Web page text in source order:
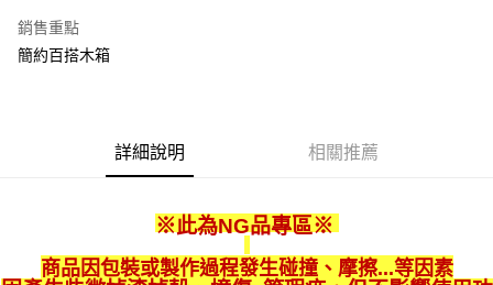
匯豐（台灣）商業銀行
聯邦商業銀行
台灣樂天信用卡公司
悠遊付
【大哥付你分期使用說明】
1.本服務由台灣大哥大提供，台灣大哥大用戶可立即使用無須另外申請。
2.付款方式選擇「大哥付你分期」，訂單成立後會自動跳轉到大哥付的交易
流程，驗證手機門號後，選擇欲分期的期數、繳款截止日，確認付款後即完
銷售重點
簡約百搭木箱
詳細說明 相關推薦
※此為NG品專區※
商品因包裝或製作過程發生碰撞、摩擦...等因素